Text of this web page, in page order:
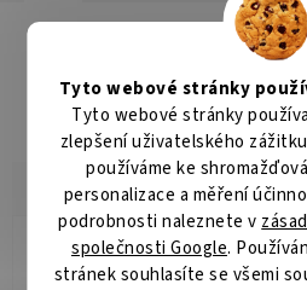
Tyto webové stránky
Tyto webové stránky
zlepšení uživatelského
používáme ke
personalizace a měření
podrobnosti naleznete v
společnosti Google.
stránek souhlasíte se všemi
Detailní popis produktu
Popis produktu není dostupný
RH Radomír Hurník